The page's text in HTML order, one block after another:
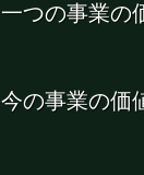
一つの事業の
今の事業の価